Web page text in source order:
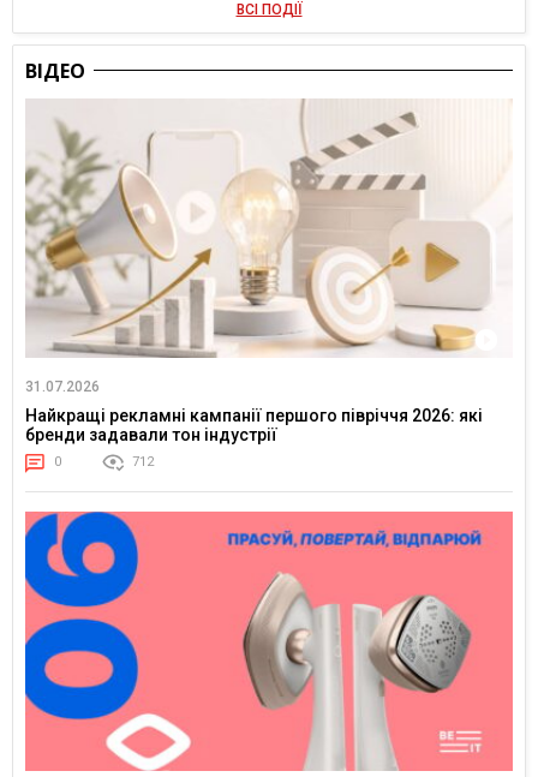
ВСІ ПОДІЇ
ВІДЕО
31.07.2026
Найкращі рекламні кампанії першого півріччя 2026: які
бренди задавали тон індустрії
0 712